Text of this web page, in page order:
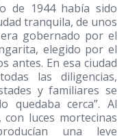
de 1944 había sido
tranquila, de unos
gobernado por el
elegido por el
antes. En esa ciudad
las diligencias,
y familiares se
quedaba cerca”. Al
con luces mortecinas
una leve